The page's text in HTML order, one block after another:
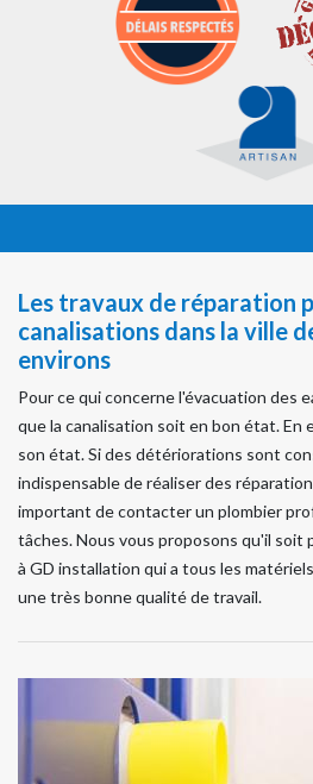
Les travaux de réparation
canalisations dans la ville
environs
Pour ce qui concerne l'évacuation des
que la canalisation soit en bon état.
son état. Si des détériorations sont
indispensable de réaliser des
important de contacter un plombier
tâches. Nous vous proposons qu'il soit
à GD installation qui a tous les
une très bonne qualité de travail.